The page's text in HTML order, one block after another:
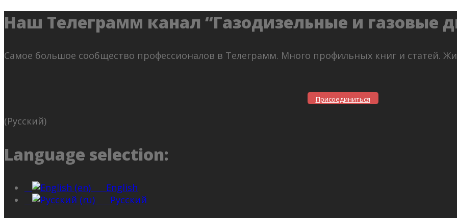
Наш Телеграмм канал “Газодизельные и газовые
Самое большое сообщество профессионалов в Телеграмм. Много профильных книг и статей.
Присоединиться
(Русский)
Language selection:
English
Русский